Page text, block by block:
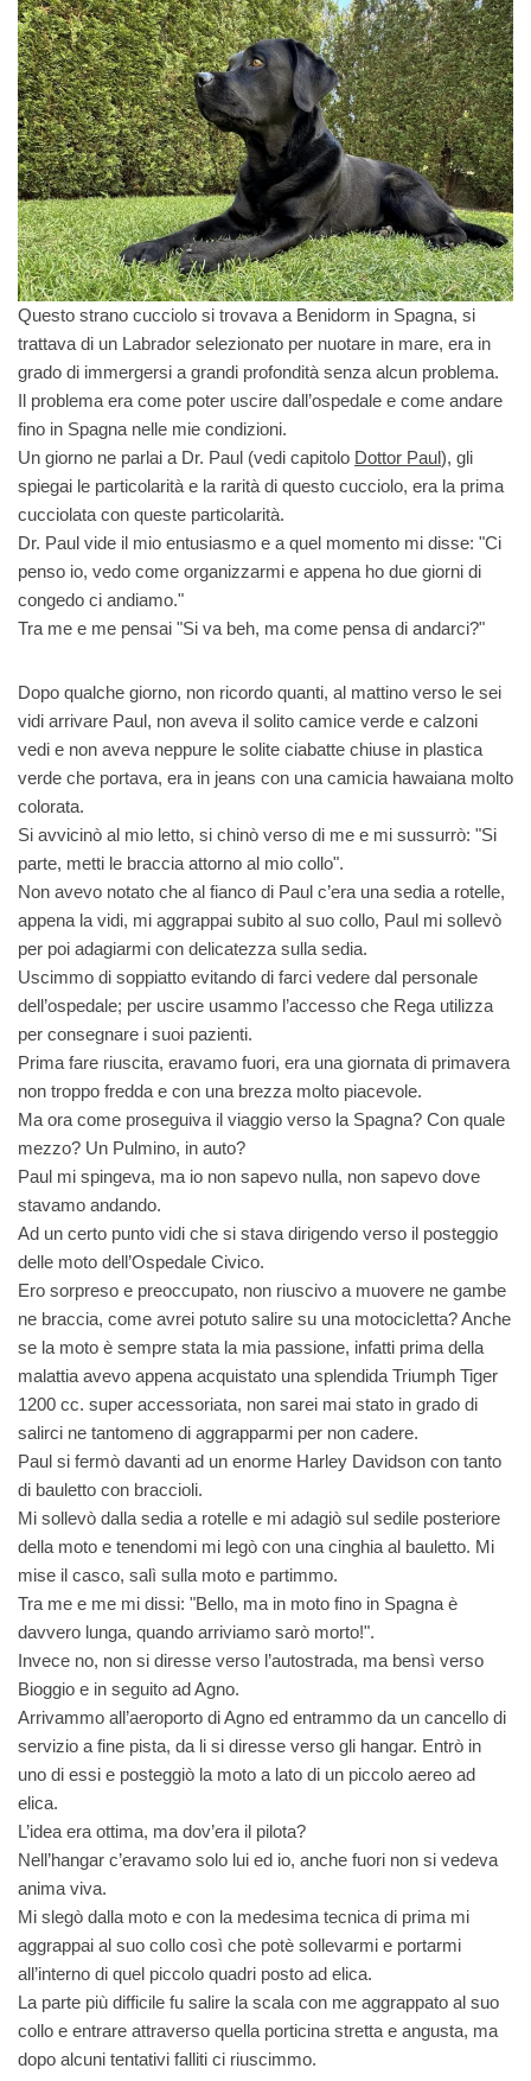
Questo strano cucciolo si trovava a Benidorm in Spagna, si
trattava di un Labrador selezionato per nuotare in mare, era in
grado di immergersi a grandi profondità senza alcun problema.
Il problema era come poter uscire dall’ospedale e come andare
fino in Spagna nelle mie condizioni.
Un giorno ne parlai a Dr. Paul (vedi capitolo Dottor Paul), gli
spiegai le particolarità e la rarità di questo cucciolo, era la prima
cucciolata con queste particolarità.
Dr. Paul vide il mio entusiasmo e a quel momento mi disse: "Ci
penso io, vedo come organizzarmi e appena ho due giorni di
congedo ci andiamo."
Tra me e me pensai "Si va beh, ma come pensa di andarci?"
Dopo qualche giorno, non ricordo quanti, al mattino verso le sei
vidi arrivare Paul, non aveva il solito camice verde e calzoni
vedi e non aveva neppure le solite ciabatte chiuse in plastica
verde che portava, era in jeans con una camicia hawaiana molto
colorata.
Si avvicinò al mio letto, si chinò verso di me e mi sussurrò: "Si
parte, metti le braccia attorno al mio collo".
Non avevo notato che al fianco di Paul c’era una sedia a rotelle,
appena la vidi, mi aggrappai subito al suo collo, Paul mi sollevò
per poi adagiarmi con delicatezza sulla sedia.
Uscimmo di soppiatto evitando di farci vedere dal personale
dell’ospedale; per uscire usammo l’accesso che Rega utilizza
per consegnare i suoi pazienti.
Prima fare riuscita, eravamo fuori, era una giornata di primavera
non troppo fredda e con una brezza molto piacevole.
Ma ora come proseguiva il viaggio verso la Spagna? Con quale
mezzo? Un Pulmino, in auto?
Paul mi spingeva, ma io non sapevo nulla, non sapevo dove
stavamo andando.
Ad un certo punto vidi che si stava dirigendo verso il posteggio
delle moto dell’Ospedale Civico.
Ero sorpreso e preoccupato, non riuscivo a muovere ne gambe
ne braccia, come avrei potuto salire su una motocicletta? Anche
se la moto è sempre stata la mia passione, infatti prima della
malattia avevo appena acquistato una splendida Triumph Tiger
1200 cc. super accessoriata, non sarei mai stato in grado di
salirci ne tantomeno di aggrapparmi per non cadere.
Paul si fermò davanti ad un enorme Harley Davidson con tanto
di bauletto con braccioli.
Mi sollevò dalla sedia a rotelle e mi adagiò sul sedile posteriore
della moto e tenendomi mi legò con una cinghia al bauletto. Mi
mise il casco, salì sulla moto e partimmo.
Tra me e me mi dissi: "Bello, ma in moto fino in Spagna è
davvero lunga, quando arriviamo sarò morto!".
Invece no, non si diresse verso l’autostrada, ma bensì verso
Bioggio e in seguito ad Agno.
Arrivammo all’aeroporto di Agno ed entrammo da un cancello di
servizio a fine pista, da li si diresse verso gli hangar. Entrò in
uno di essi e posteggiò la moto a lato di un piccolo aereo ad
elica.
L’idea era ottima, ma dov’era il pilota?
Nell’hangar c’eravamo solo lui ed io, anche fuori non si vedeva
anima viva.
Mi slegò dalla moto e con la medesima tecnica di prima mi
aggrappai al suo collo così che potè sollevarmi e portarmi
all’interno di quel piccolo quadri posto ad elica.
La parte più difficile fu salire la scala con me aggrappato al suo
collo e entrare attraverso quella porticina stretta e angusta, ma
dopo alcuni tentativi falliti ci riuscimmo.